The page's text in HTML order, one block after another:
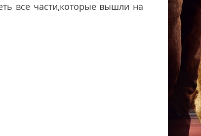
все части,которые вышли на